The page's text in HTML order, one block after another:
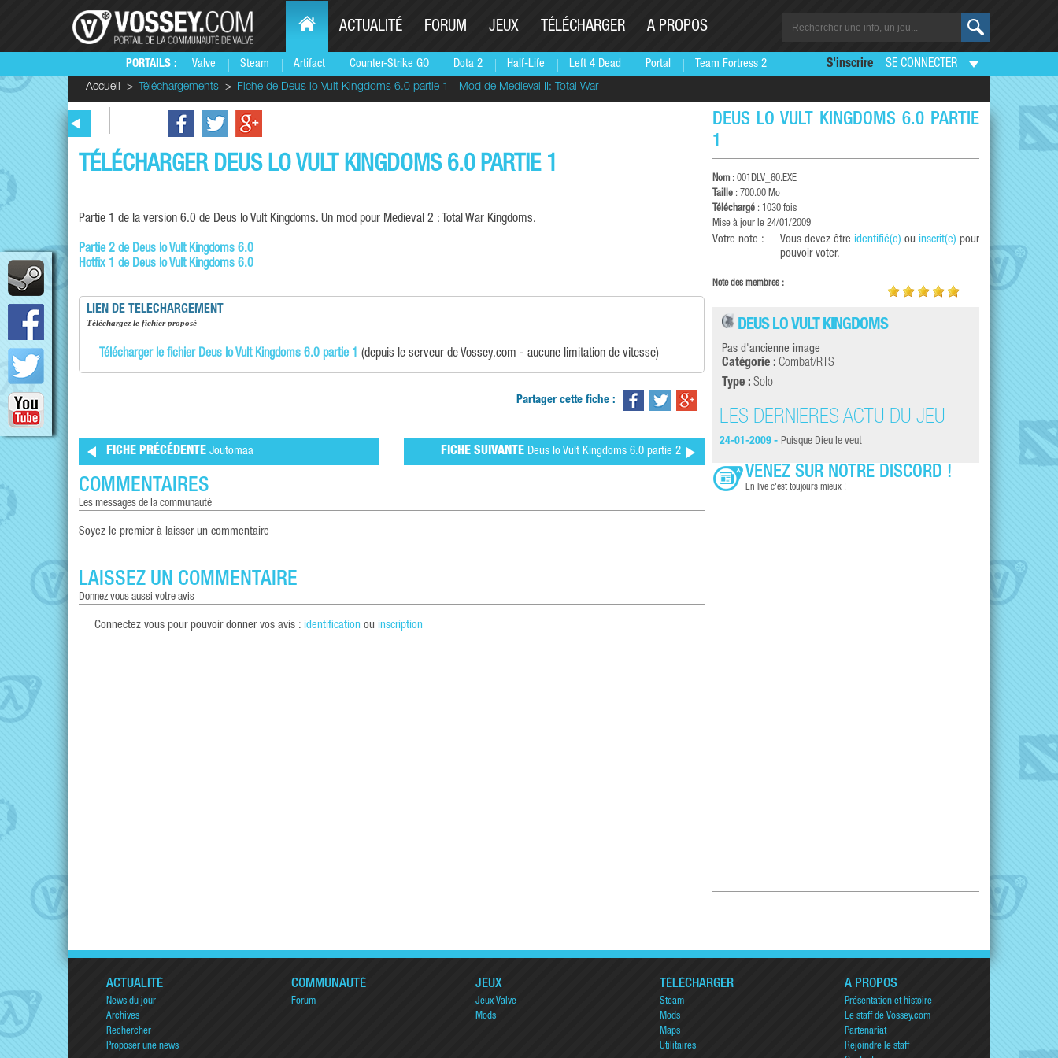
PORTAILS : Valve Steam Artifact Counter-Strike GO Dota 2 Half-Life Left 4 Dead Portal Team Fortress 2
ACTUALITÉ FORUM JEUX TÉLÉCHARGER A PROPOS
S'inscrire SE CONNECTER
Accueil Téléchargements Fiche de Deus lo Vult Kingdoms 6.0 partie 1 - Mod de Medieval II: Total War
TÉLÉCHARGER DEUS LO VULT KINGDOMS 6.0 PARTIE 1
Partie 1 de la version 6.0 de Deus lo Vult Kingdoms. Un mod pour Medieval 2 : Total War Kingdoms.
Partie 2 de Deus lo Vult Kingdoms 6.0
Hotfix 1 de Deus lo Vult Kingdoms 6.0
LIEN DE TELECHARGEMENT
téléchargez le fichier proposé
Télécharger le fichier Deus lo Vult Kingdoms 6.0 partie 1 (depuis le serveur de Vossey.com - aucune limitation de vitesse)
Partager cette fiche :
FICHE PRÉCÉDENTE Joutomaa FICHE SUIVANTE Deus lo Vult Kingdoms 6.0 partie 2
COMMENTAIRES
les messages de la communauté
Soyez le premier à laisser un commentaire
LAISSEZ UN COMMENTAIRE
donnez vous aussi votre avis
Connectez vous pour pouvoir donner vos avis : identification ou inscription
DEUS LO VULT KINGDOMS 6.0 PARTIE
1
Nom : 001DLV_60.EXE
Taille : 700.00 Mo
Téléchargé : 1030 fois
Mise à jour le 24/01/2009
Votre note : Vous devez être identifié(e) ou inscrit(e) pour
pouvoir voter.
Note des membres :
DEUS LO VULT KINGDOMS
Pas d'ancienne image
Catégorie : Combat/RTS
Type : Solo
LES DERNIÈRES ACTU DU JEU
24-01-2009 - Puisque Dieu le veut
VENEZ SUR NOTRE DISCORD !
En live c'est toujours mieux !
ACTUALITÉ
News du jour
Archives
Rechercher
Proposer une news
COMMUNAUTÉ
Forum
JEUX
Jeux Valve
Mods
TÉLÉCHARGER
Steam
Mods
Maps
Utilitaires
A PROPOS
Présentation et histoire
Le staff de Vossey.com
Partenariat
Rejoindre le staff